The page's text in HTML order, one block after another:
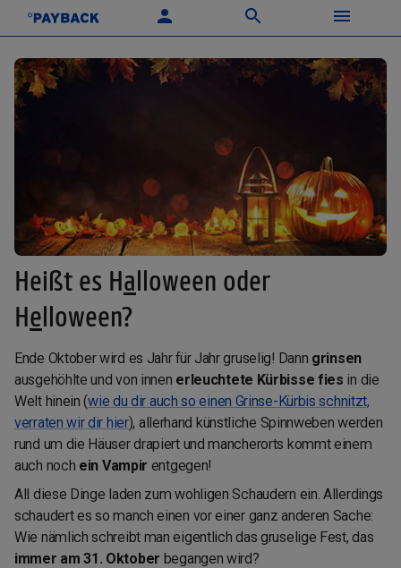
Heißt es Halloween oder
Helloween?
Ende Oktober wird es Jahr für Jahr gruselig! Dann grinsen
ausgehöhlte und von innen erleuchtete Kürbisse fies in die
Welt hinein (wie du dir auch so einen Grinse-Kürbis schnitzt,
verraten wir dir hier), allerhand künstliche Spinnweben werden
rund um die Häuser drapiert und mancherorts kommt einem
auch noch ein Vampir entgegen!
All diese Dinge laden zum wohligen Schaudern ein. Allerdings
schaudert es so manch einen vor einer ganz anderen Sache:
Wie nämlich schreibt man eigentlich das gruselige Fest, das
immer am 31. Oktober begangen wird?